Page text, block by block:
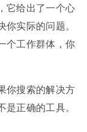
它给出了一个心
实际的问题。
个工作群体，你
你搜索的解决方
正确的工具。